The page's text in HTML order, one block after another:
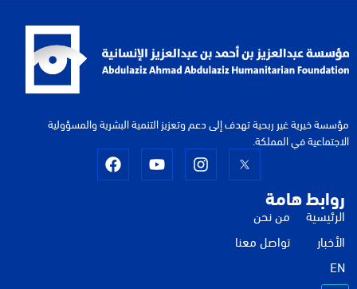
مؤسسة خيرية غير ربحية تهدف إلى دعم وتعزيز التنمية البشرية والمسؤولية
الاجتماعية في المملكة.
روابط هامة
الرئيسية
من نحن
الأخبار
تواصل معنا
EN